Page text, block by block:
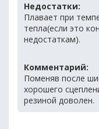
Недостатки:
Плавает при
тепла(если это
недостаткам).
Комментарий:
Поменяв после
хорошего
резиной доволен.